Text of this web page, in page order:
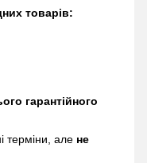
товарів:
гарантійного
терміни, але не